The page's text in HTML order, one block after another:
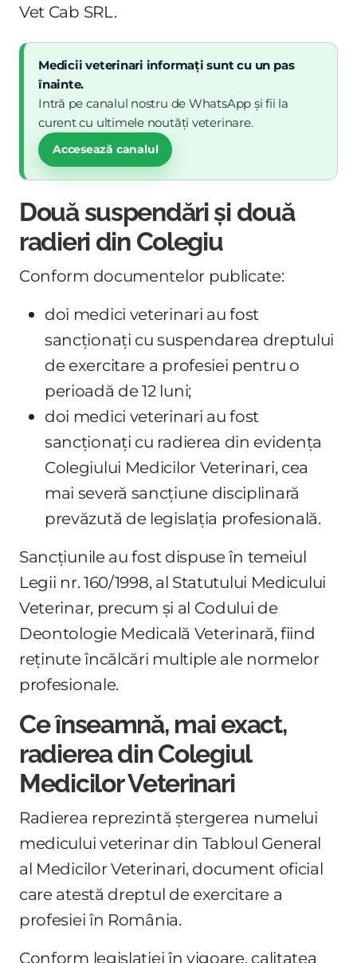
Vet Cab SRL.
Medicii veterinari informați sunt cu un pas
înainte.
Intră pe canalul nostru de WhatsApp și fii la
curent cu ultimele noutăți veterinare.
Accesează canalul
Două suspendări și două
radieri din Colegiu
Conform documentelor publicate:
doi medici veterinari au fost
sancționați cu suspendarea dreptului
de exercitare a profesiei pentru o
perioadă de 12 luni;
doi medici veterinari au fost
sancționați cu radierea din evidența
Colegiului Medicilor Veterinari, cea
mai severă sancțiune disciplinară
prevăzută de legislația profesională.
Sancțiunile au fost dispuse în temeiul
Legii nr. 160/1998, al Statutului Medicului
Veterinar, precum și al Codului de
Deontologie Medicală Veterinară, fiind
reținute încălcări multiple ale normelor
profesionale.
Ce înseamnă, mai exact,
radierea din Colegiul
Medicilor Veterinari
Radierea reprezintă ștergerea numelui
medicului veterinar din Tabloul General
al Medicilor Veterinari, document oficial
care atestă dreptul de exercitare a
profesiei în România.
Conform legislației în vigoare, calitatea